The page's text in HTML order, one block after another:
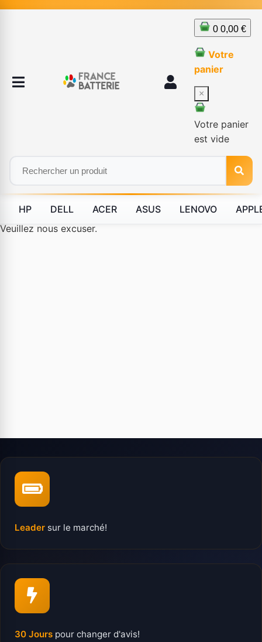
0 0,00 €
Votre
panier
×
Votre panier
est vide
HP DELL ACER ASUS LENOVO
Le produit #BLD--12232 n'est plus disponible à la vente.
Veuillez nous excuser.
Leader sur le marché!
30 Jours pour changer d'avis!